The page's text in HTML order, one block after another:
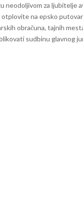
neodoljivom za ljubitelje
na epsko
obračuna, tajnih
sudbinu glavnog